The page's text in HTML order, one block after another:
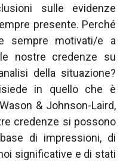
sulle evidenze
presente. Perché
sempre motivati/e a
nostre credenze su
della situazione?
in quello che è
& Johnson-Laird,
credenze si possono
di impressioni, di
significative e di stati